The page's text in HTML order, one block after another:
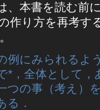
、本書を読む前
作り方を再考す
例にみられるよ
*，全体として，
つの事（考え）
る．